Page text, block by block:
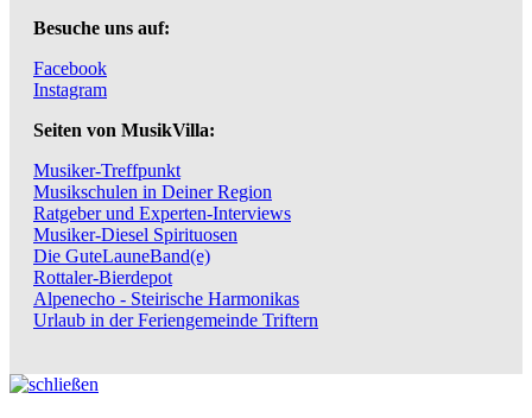
Besuche uns auf:
Facebook
Instagram
Seiten von MusikVilla:
Musiker-Treffpunkt
Musikschulen in Deiner Region
Ratgeber und Experten-Interviews
Musiker-Diesel Spirituosen
Die GuteLauneBand(e)
Rottaler-Bierdepot
Alpenecho - Steirische Harmonikas
Urlaub in der Feriengemeinde Triftern